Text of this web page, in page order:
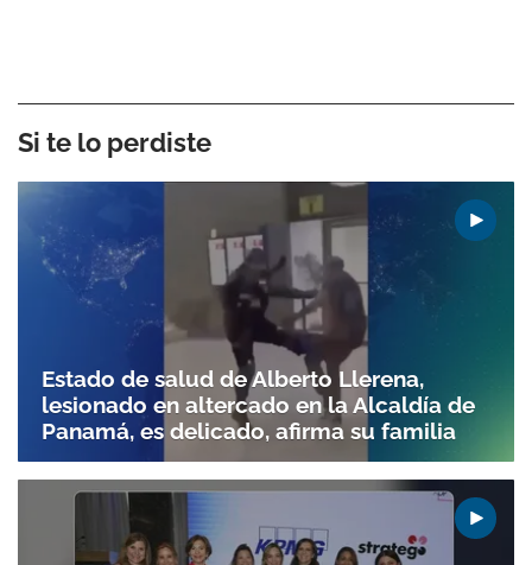
Si te lo perdiste
Estado de salud de Alberto Llerena,
lesionado en altercado en la Alcaldía de
Panamá, es delicado, afirma su familia